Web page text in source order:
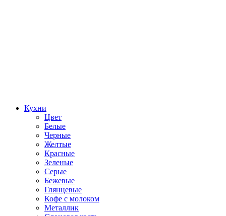
Кухни
Цвет
Белые
Черные
Желтые
Красные
Зеленые
Серые
Бежевые
Глянцевые
Кофе с молоком
Металлик